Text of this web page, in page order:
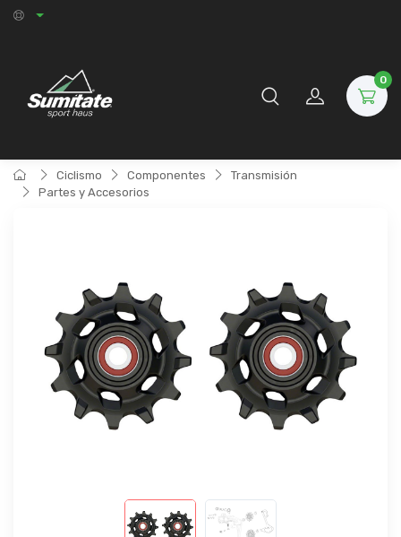
0
Ciclismo Componentes
Transmisión
Partes y Accesorios